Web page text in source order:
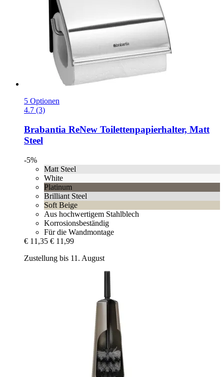
5 Optionen
4.7 (3)
Brabantia ReNew Toilettenpapierhalter, Matt
Steel
-5%
Matt Steel
White
Platinum
Brilliant Steel
Soft Beige
Aus hochwertigem Stahlblech
Korrosionsbeständig
Für die Wandmontage
€ 11,35 € 11,99
Zustellung bis 11. August